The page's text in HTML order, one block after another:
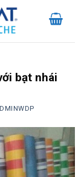
bạt nhái